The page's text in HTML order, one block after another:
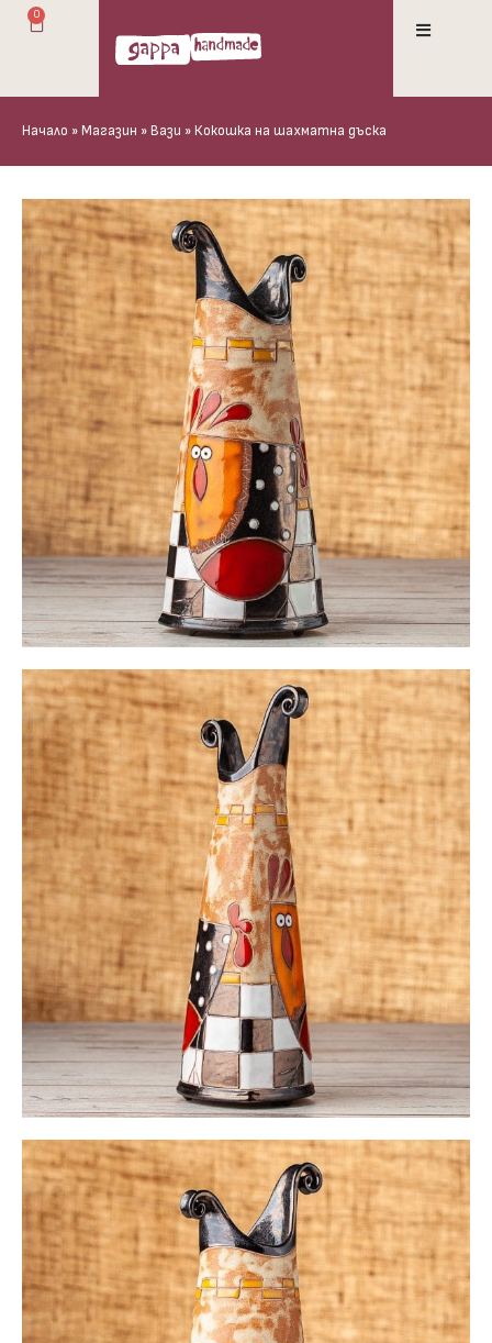
0
Начало » Магазин » Вази » Кокошка на шахматна дъска